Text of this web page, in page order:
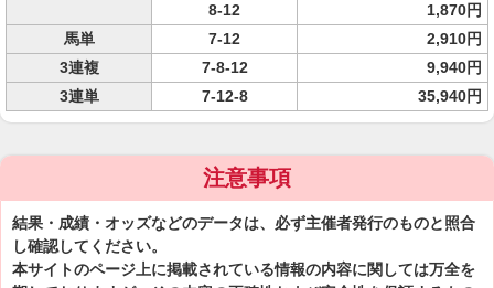
8-12
1,870円
馬単
7-12
2,910円
3連複
7-8-12
9,940円
3連単
7-12-8 35,940円
注意事項
結果・成績・オッズなどのデータは、必ず主催者発行のものと照合
し確認してください。
本サイトのページ上に掲載されている情報の内容に関しては万全を